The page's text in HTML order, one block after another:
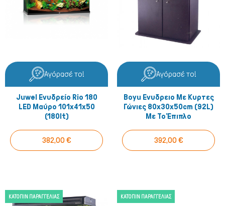
Αγόρασέ το!
Juwel Ενυδρείο Rio 180
LED Μαύρο 101x41x50
(180lt)
382,00 €
Αγόρασέ το!
Boyu Ενυδρειο Με Κυρτες
Γώνιες 80x30x50cm (92L)
Με Το Έπιπλο
392,00 €
ΚΑΤΌΠΙΝ ΠΑΡΑΓΓΕΛΊΑΣ ΚΑΤΌΠΙΝ ΠΑΡΑΓΓΕΛΊΑΣ